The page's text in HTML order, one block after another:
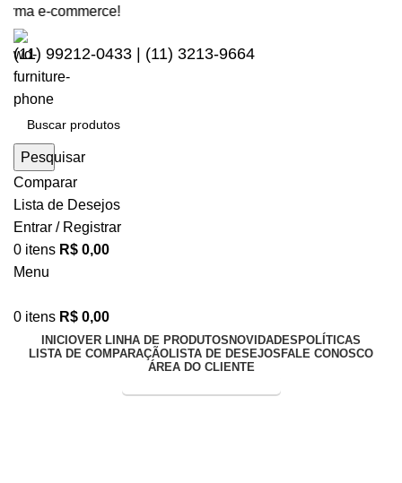
e-commerce!
(11) 99212-0433 | (11) 3213-9664
Pesquisar
Comparar
Lista de Desejos
Entrar / Registrar
0 itens R$ 0,00
Menu
0 itens R$ 0,00
INICIOVER LINHA DE PRODUTOS NOVIDADES POLÍTICAS
LISTA DE COMPARAÇÃOLISTA DE DESEJOS FALE CONOSCO
ÁREA DO CLIENTE